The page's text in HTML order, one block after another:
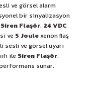
ve görsel alarm
bir sinyalizasyon
Flaşör, 24 VDC
ve 5 Joulexenon flaş
ve görsel uyarı
ile Siren Flaşör,
sunar.